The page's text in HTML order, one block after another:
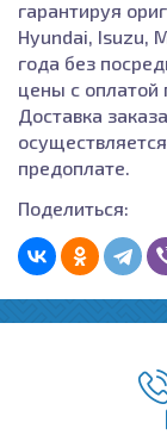
гарантируя
Hyundai, Isuzu,
года без
цены с оплатой
Доставка
предоплате.
Поделиться: